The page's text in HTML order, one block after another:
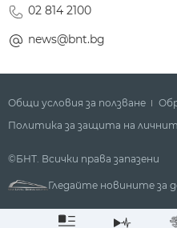
02 814 2100
news@bnt.bg
Общи условия за ползване
Политика за защита на
©БНТ. Всички права запазени
Гледайте новините за